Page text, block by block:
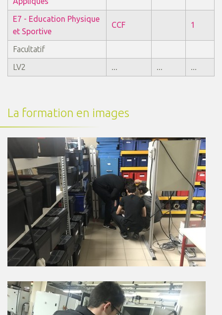
E7 - Education Physique
et Sportive
CCF 1
Facultatif
LV2
La formation en images